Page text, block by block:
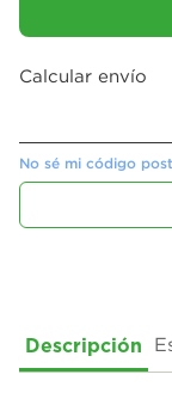
No sé mi código
Descripción